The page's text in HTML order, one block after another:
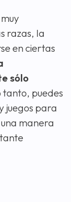
razas, la
en ciertas
sólo
tanto, puedes
juegos para
manera